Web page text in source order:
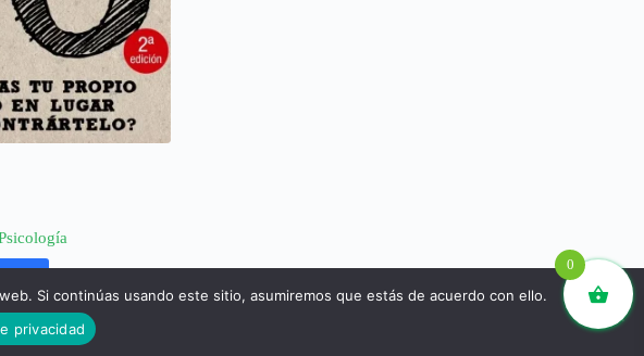
0
Si continúas usando este sitio, asumiremos que estás de acuerdo con ello.
privacidad